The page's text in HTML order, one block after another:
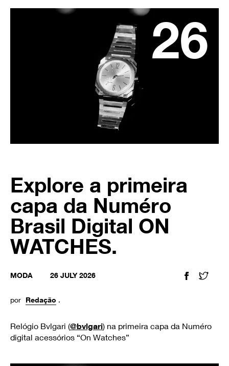
26
Explore a primeira
capa da Numéro
Brasil Digital ON
WATCHES.
MODA 26 JULY 2026
por Redação .
Relógio Bvlgari (@bvlgari) na primeira capa da Numéro
digital acessórios “On Watches”